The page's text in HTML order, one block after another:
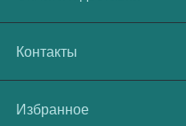
Контакты
Избранное